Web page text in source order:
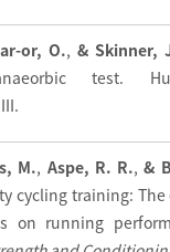
or, O., & Skinner,
test.
M., Aspe, R. R.,&
cycling training:
on running